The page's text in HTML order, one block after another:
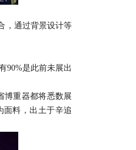
，通过背景设计等
是此前未展出
重器都将悉数展
面料，出土于辛追